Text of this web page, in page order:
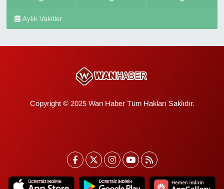
Aylık Vakitler
Copyright © 2025 Wan Haber Tüm Hakları Saklıdır.